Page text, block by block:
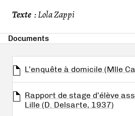
Texte : Lola Zappi
Documents
L’enquête à domicile (Mlle
Rapport de stage d’élève
Lille (D. Delsarte, 1937)